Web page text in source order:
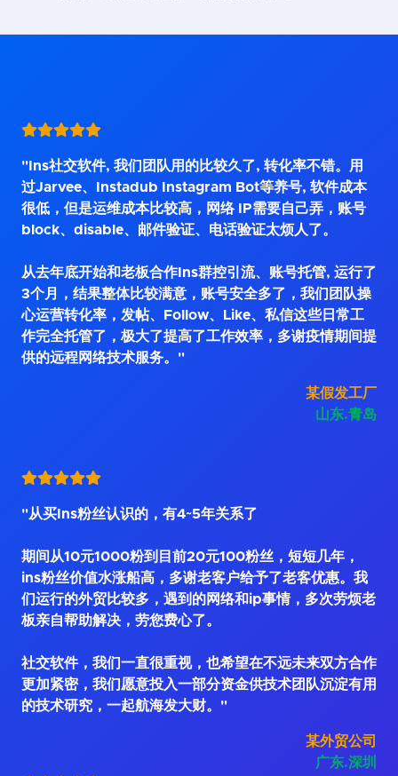
"Ins社交软件, 我们团队用的比较久了, 转化率不错。用
过Jarvee、Instadub Instagram Bot等养号, 软件成本
很低，但是运维成本比较高，网络 IP需要自己弄，账号
block、disable、邮件验证、电话验证太烦人了。
从去年底开始和老板合作Ins群控引流、账号托管, 运行了
3个月，结果整体比较满意，账号安全多了，我们团队操
心运营转化率，发帖、Follow、Like、私信这些日常工
作完全托管了，极大了提高了工作效率，多谢疫情期间提
供的远程网络技术服务。"
某假发工厂
山东.青岛
"从买Ins粉丝认识的，有4~5年关系了
期间从10元1000粉到目前20元100粉丝，短短几年，
ins粉丝价值水涨船高，多谢老客户给予了老客优惠。我
们运行的外贸比较多，遇到的网络和ip事情，多次劳烦老
板亲自帮助解决，劳您费心了。
社交软件，我们一直很重视，也希望在不远未来双方合作
更加紧密，我们愿意投入一部分资金供技术团队沉淀有用
的技术研究，一起航海发大财。"
某外贸公司
广东.深圳